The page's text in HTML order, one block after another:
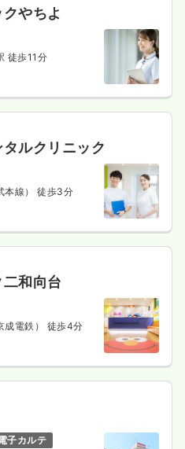
やちよ
徒歩11分
ルクリニック
本線） 徒歩3分
和向台
成電鉄） 徒歩4分
子カルテ